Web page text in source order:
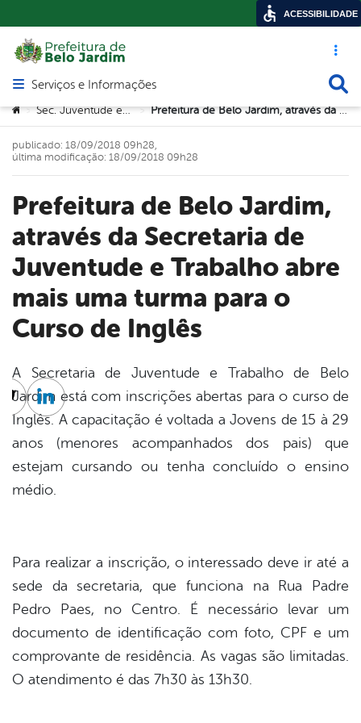
Acesso
Abrir menu principal de navegação
Serviços e Informações
Você está aqui:
> Sec. Juventude e Trabalho > Prefeitura de Belo Jardim, através da Secretaria de Juventude e Trabalho abre mais uma turma para o Curso de Inglês
Prefeitura de Belo Jardim,
através da Secretaria de
Juventude e Trabalho abre
mais uma turma para o
Curso de Inglês
publicado: 18/09/2018 09h28,
última modificação: 18/09/2018 09h28
A Secretaria de Juventude e Trabalho de Belo
Jardim está com inscrições abertas para o curso de
Inglês. A capacitação é voltada a Jovens de 15 à 29
anos (menores acompanhados dos pais) que
estejam cursando ou tenha concluído o ensino
médio.
Para realizar a inscrição, o interessado deve ir até a
sede da secretaria, que funciona na Rua Padre
Pedro Paes, no Centro. É necessário levar um
documento de identificação com foto, CPF e um
comprovante de residência. As vagas são limitadas.
O atendimento é das 7h30 às 13h30.
Twitter
Linkedin
ACESSIBILIDADE